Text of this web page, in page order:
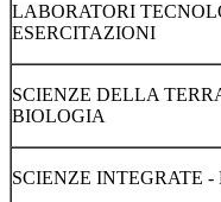
LABORATORI
ESERCITAZIONI
SCIENZE DELLA
BIOLOGIA
SCIENZE INTEGRATE -